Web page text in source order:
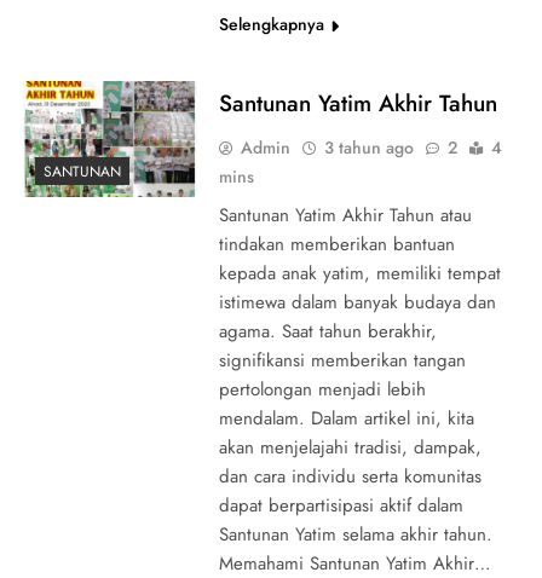
Selengkapnya
SANTUNAN
Santunan Yatim Akhir Tahun
Admin 3 tahun ago 2
4
mins
Santunan Yatim Akhir Tahun atau
tindakan memberikan bantuan
kepada anak yatim, memiliki tempat
istimewa dalam banyak budaya dan
agama. Saat tahun berakhir,
signifikansi memberikan tangan
pertolongan menjadi lebih
mendalam. Dalam artikel ini, kita
akan menjelajahi tradisi, dampak,
dan cara individu serta komunitas
dapat berpartisipasi aktif dalam
Santunan Yatim selama akhir tahun.
Memahami Santunan Yatim Akhir…